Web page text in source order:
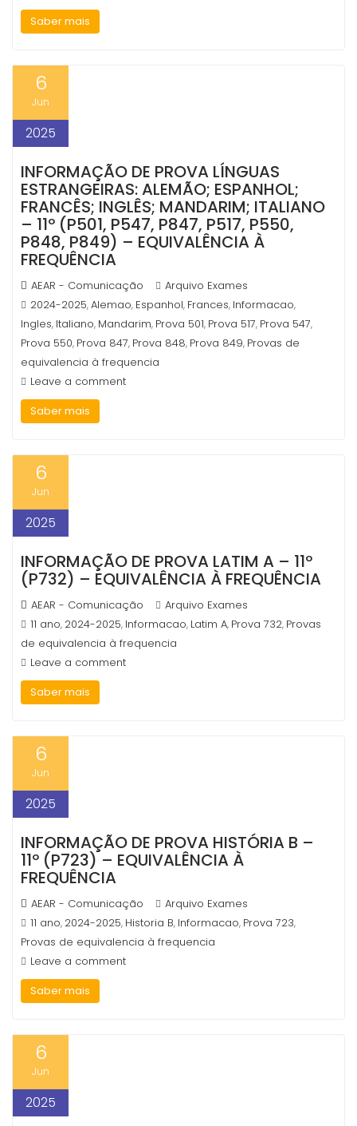
Saber mais
6
Jun
2025
INFORMAÇÃO DE PROVA LÍNGUAS
ESTRANGEIRAS: ALEMÃO; ESPANHOL;
FRANCÊS; INGLÊS; MANDARIM; ITALIANO
– 11º (P501, P547, P847, P517, P550,
P848, P849) – EQUIVALÊNCIA À
FREQUÊNCIA
AEAR - Comunicação
Arquivo Exames
2024-2025,Alemao, Espanhol, Frances, Informacao,
Ingles, Italiano, Mandarim, Prova 501, Prova 517, Prova 547,
Prova 550, Prova 847, Prova 848, Prova 849, Provas de
equivalencia à frequencia
Leave a comment
Saber mais
6
Jun
2025
INFORMAÇÃO DE PROVA LATIM A – 11º
(P732) – EQUIVALÊNCIA À FREQUÊNCIA
AEAR - Comunicação
Arquivo Exames
11 ano, 2024-2025, Informacao, Latim A, Prova 732, Provas
de equivalencia à frequencia
Leave a comment
Saber mais
6
Jun
2025
INFORMAÇÃO DE PROVA HISTÓRIA B –
11º (P723) – EQUIVALÊNCIA À
FREQUÊNCIA
AEAR - Comunicação
Arquivo Exames
11 ano, 2024-2025, Historia B, Informacao, Prova 723,
Provas de equivalencia à frequencia
Leave a comment
Saber mais
6
Jun
2025